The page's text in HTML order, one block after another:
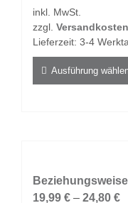
auf
der
gewählt
werden
inkl. MwSt.
zzgl. Versandkosten
Lieferzeit: 3-4
Ausführung
auf.
Die
19,99 € – 24,80 €